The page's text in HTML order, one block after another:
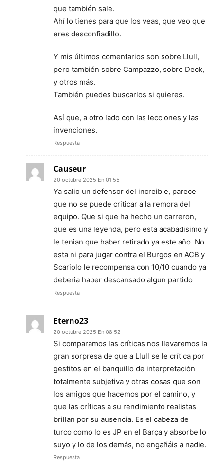
que también sale.
Ahí lo tienes para que los veas, que veo que
eres desconfiadillo.
Y mis últimos comentarios son sobre Llull,
pero también sobre Campazzo, sobre Deck,
y otros más.
También puedes buscarlos si quieres.
Así que, a otro lado con las lecciones y las
invenciones.
Respuesta
Causeur
20 octubre 2025 En 01:55
Ya salio un defensor del increible, parece
que no se puede criticar a la remora del
equipo. Que si que ha hecho un carreron,
que es una leyenda, pero esta acabadisimo y
le tenian que haber retirado ya este año. No
esta ni para jugar contra el Burgos en ACB y
Scariolo le recompensa con 10/10 cuando ya
deberia haber descansado algun partido
Respuesta
Eterno23
20 octubre 2025 En 08:52
Si comparamos las críticas nos llevaremos la
gran sorpresa de que a Llull se le crítica por
gestitos en el banquillo de interpretación
totalmente subjetiva y otras cosas que son
los amigos que hacemos por el camino, y
que las críticas a su rendimiento realistas
brillan por su ausencia. Es el cabeza de
turco como lo es JP en el Barça y absorbe lo
suyo y lo de los demás, no engañáis a nadie.
Respuesta